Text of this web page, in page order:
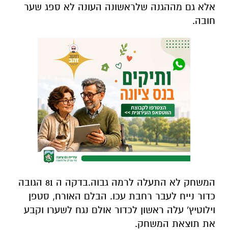
אלא גם מההגנה שלראשונה העונה לא ספג שער
חובה.
המשחק לא התעלה לרמה גבוה.בדקה ה 81 הגובה
כדור נייח לעבר רחבת עכו. הבלם האורח, סטפן
וילוטיץ' עלה ראשון לכדור אולם נגח לשערו וקבע
את תוצאת המשחק.